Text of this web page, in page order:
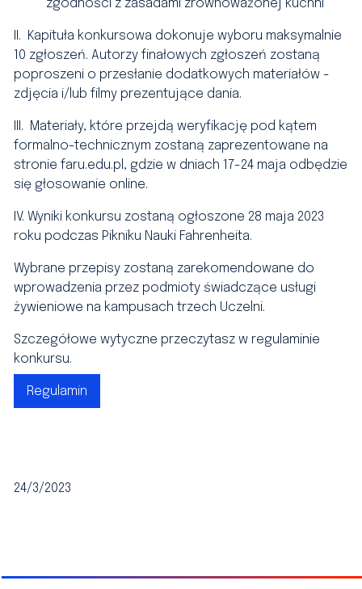
zgodności z zasadami zrównoważonej kuchni
II. Kapituła konkursowa dokonuje wyboru maksymalnie
10 zgłoszeń. Autorzyfinałowych zgłoszeń zostaną
poproszeni o przesłanie dodatkowych materiałów -
zdjęcia i/lub filmy prezentujące dania.
III. Materiały, które przejdą weryfikację pod kątem
formalno-technicznym zostaną zaprezentowane na
stronie faru.edu.pl, gdziew dniach 17-24 maja odbędzie
się głosowanie online.
IV. Wyniki konkursu zostaną ogłoszone 28 maja 2023
roku podczas Pikniku Nauki Fahrenheita.
Wybrane przepisy zostaną zarekomendowane do
wprowadzenia przez podmioty świadczące usługi
żywieniowe na kampusach trzech Uczelni.
Szczegółowe wytyczne przeczytasz w regulaminie
konkursu.
Regulamin
24/3/2023